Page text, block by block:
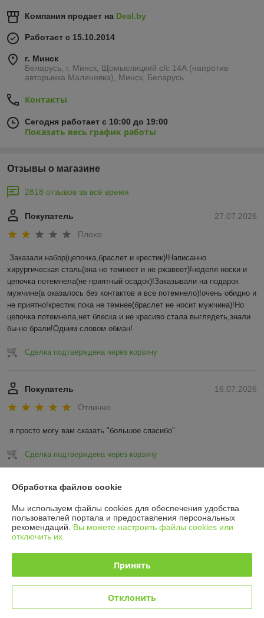
Компания продает на Deal.by
Работает с 15.10.2014
г. Минск
Беларусь, г. Минск, Щомыслицкий с/с 14А (напротив
авторынка Малиновка), Минск, Беларусь
Контакты
Сегодня работает с 10:00 до 19:00
Показать весь график работы
Отзывы о магазине
2818 отзывов за всё время
27.07.2026
Покупатель
Плохо
Заказали набор(цепочка,браслет и крестик)!Написанно
хирургическая сталь(она не темнеет и не ржавеет)!неделя носки и
цепочка потемнела(не приятный осадок)!Заказывали на подарок
мужчине(а оказалось без контактов и все потемнело)!очень обидно и
не приятно!крестик пока не темнее(браслет не носит мужчина)!Но
цепочка потемнела,нет блеска и не красиво стала выглядеть,знали
бы-не брали!Одним словом обман!
Сделка подтверждена через корзину
16.07.2026
Покупатель
Отлично
я просто могу вам сказать "большое спасибо"
Сделка подтверждена через корзину
Показать все отзывы
О нас
Контакты
Доставка и оплата
График работы
Обработка файлов cookie
Мы используем файлы cookies для обеспечения удобства
пользователей портала и предоставления персональных
рекомендаций. Вы можете настроить файлы cookies или
отключить их.
Принять
Отклонить